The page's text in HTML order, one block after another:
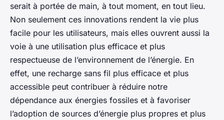
serait à portée de main, à tout moment, en tout lieu.
Non seulement ces innovations rendent la vie plus
facile pour les utilisateurs, mais elles ouvrent aussi la
voie à une utilisation plus efficace et plus
respectueuse de l’environnement de l’énergie. En
effet, une recharge sans fil plus efficace et plus
accessible peut contribuer à réduire notre
dépendance aux énergies fossiles et à favoriser
l’adoption de sources d’énergie plus propres et plus